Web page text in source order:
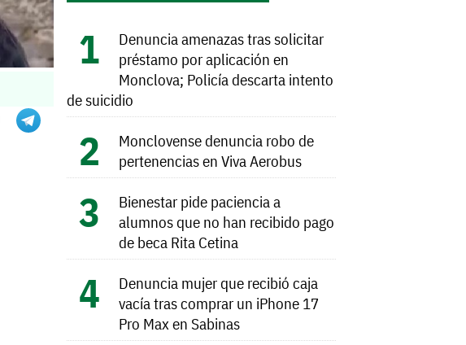
Denuncia amenazas tras solicitar
préstamo por aplicación en
Monclova; Policía descarta intento
de suicidio
Monclovense denuncia robo de
pertenencias en Viva Aerobus
Bienestar pide paciencia a
alumnos que no han recibido pago
de beca Rita Cetina
Denuncia mujer que recibió caja
vacía tras comprar un iPhone 17
Pro Max en Sabinas